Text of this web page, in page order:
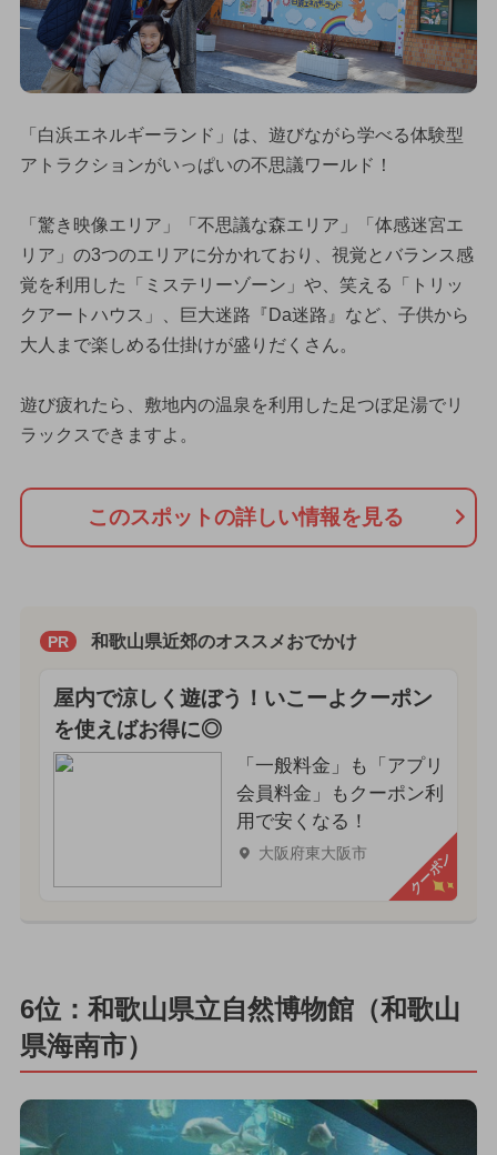
「白浜エネルギーランド」は、遊びながら学べる体験型
アトラクションがいっぱいの不思議ワールド！
「驚き映像エリア」「不思議な森エリア」「体感迷宮エ
リア」の3つのエリアに分かれており、視覚とバランス感
覚を利用した「ミステリーゾーン」や、笑える「トリッ
クアートハウス」、巨大迷路『Da迷路』など、子供から
大人まで楽しめる仕掛けが盛りだくさん。
遊び疲れたら、敷地内の温泉を利用した足つぼ足湯でリ
ラックスできますよ。
このスポットの詳しい情報を見る
PR 和歌山県近郊のオススメおでかけ
屋内で涼しく遊ぼう！いこーよクーポン
を使えばお得に◎
「一般料金」も「アプリ
会員料金」もクーポン利
用で安くなる！
大阪府東大阪市 クーポン
6位：和歌山県立自然博物館（和歌山
県海南市）